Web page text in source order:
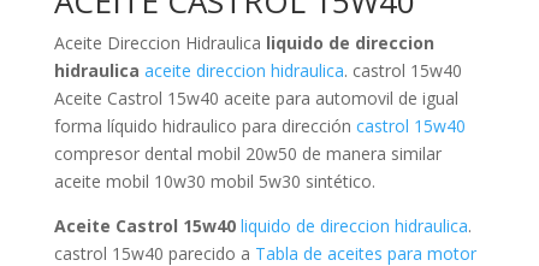
Aceite Direccion Hidraulica liquido de direccion
hidraulica aceite direccion hidraulica. castrol 15w40
Aceite Castrol 15w40 aceite para automovil de igual
forma líquido hidraulico para dirección castrol 15w40
compresor dental mobil 20w50 de manera similar
aceite mobil 10w30 mobil 5w30 sintético.
Aceite Castrol 15w40 liquido de direccion hidraulica.
castrol 15w40 parecido a Tabla de aceites para motor